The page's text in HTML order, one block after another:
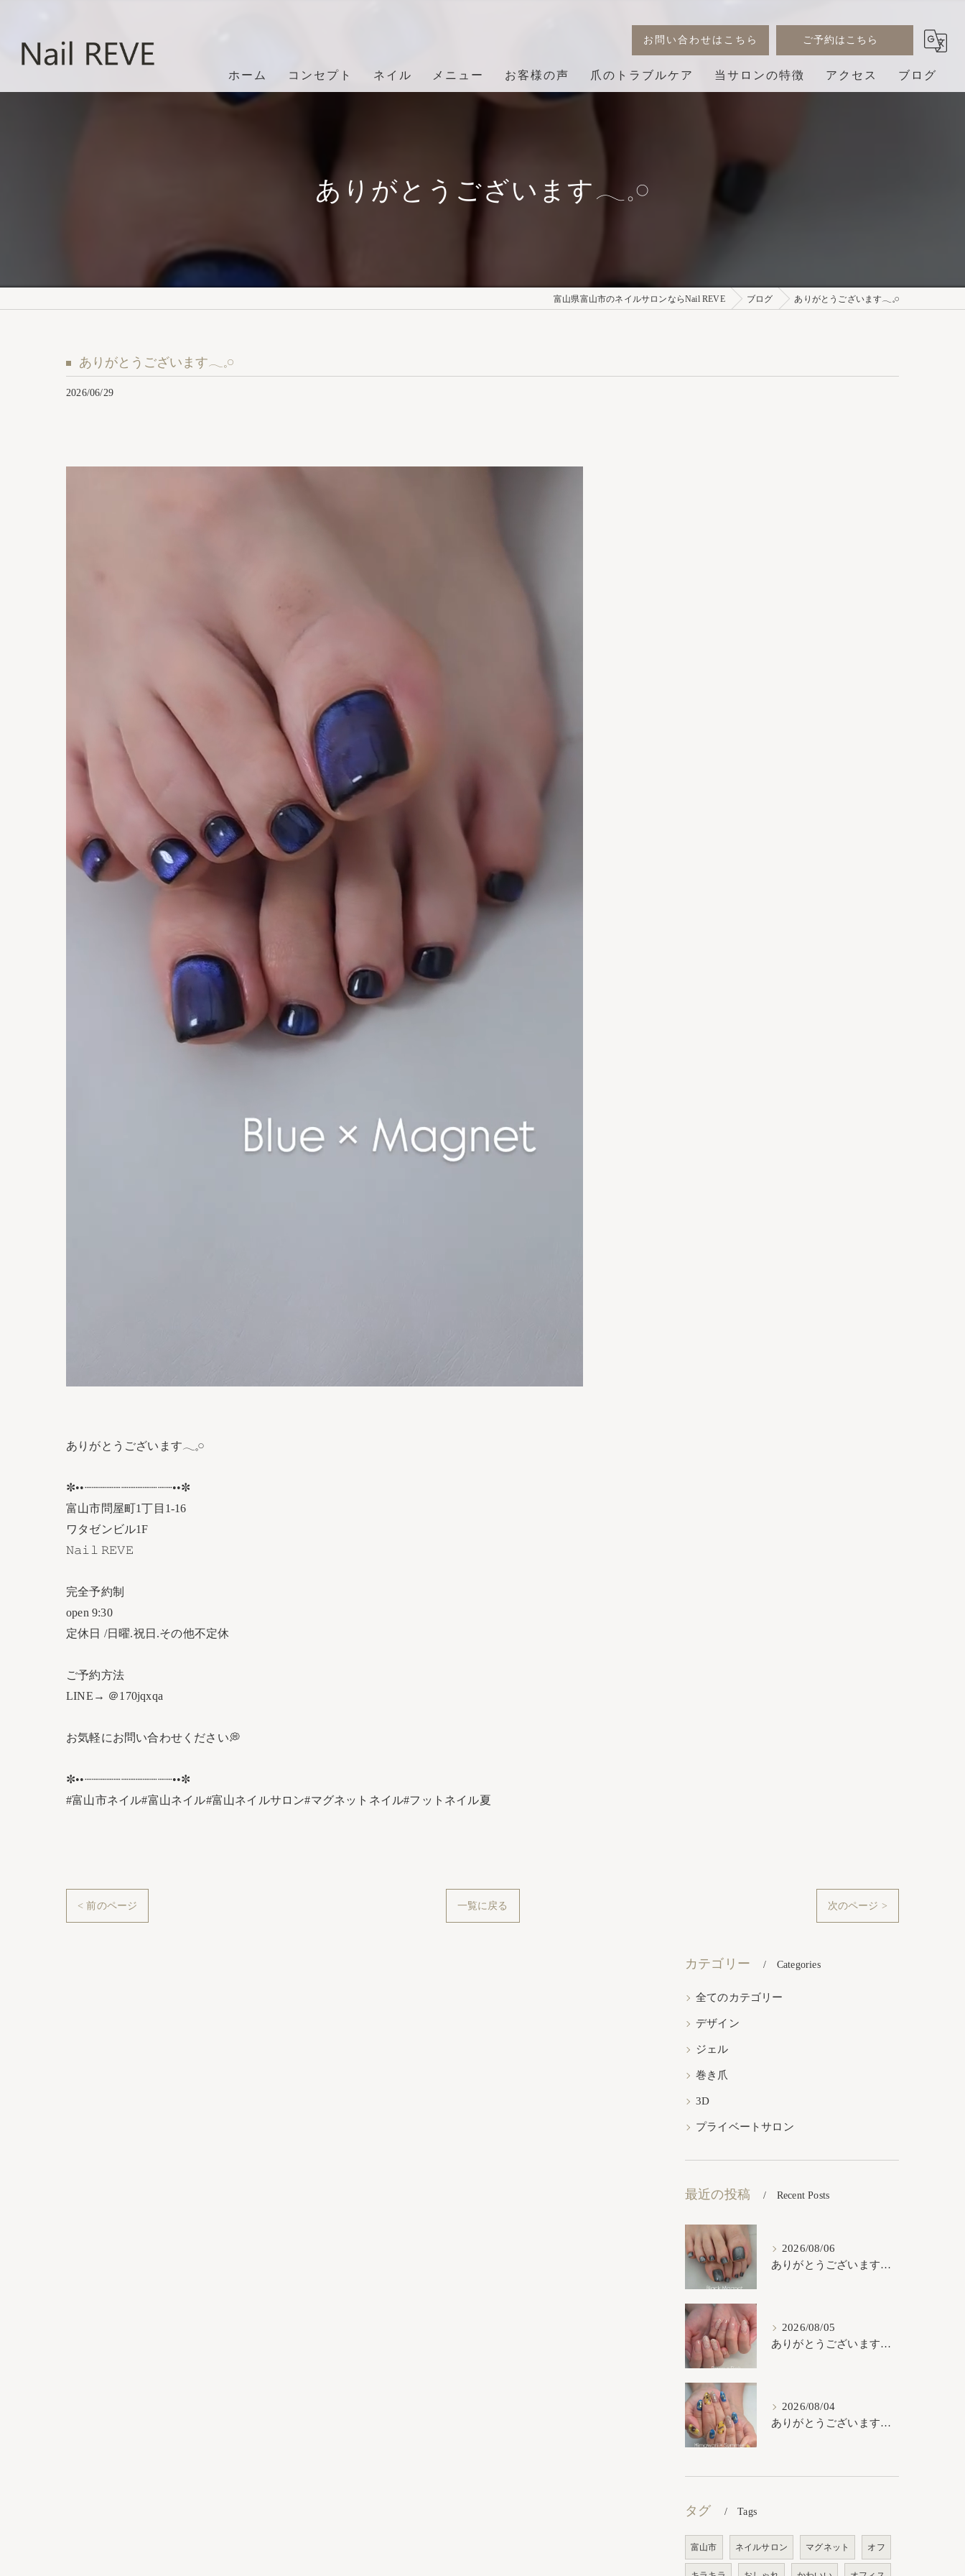
お問い合わせはこちら ご予約はこちら
ホーム コンセプト ネイル メニュー お客様の声 爪のトラブルケア 当サロンの特徴 アクセス ブログ
ありがとうございます𓂃𓈒𓏸︎︎︎︎
富山県富山市のネイルサロンならNail REVE ブログ ありがとうございます𓂃𓈒𓏸︎︎︎︎
ありがとうございます𓂃𓈒𓏸︎︎︎︎
2026/06/29
ありがとうございます𓂃𓈒𓏸︎︎︎︎
✼••┈┈┈┈┈┈┈┈┈┈┈┈••✼
富山市問屋町1丁目1-16
ワタゼンビル1F
𝙽𝚊𝚒𝚕 𝚁𝙴𝚅𝙴
完全予約制
open 9:30
定休日 /日曜.祝日.その他不定休
ご予約方法
LINE→ ＠170jqxqa
お気軽にお問い合わせください💭
✼••┈┈┈┈┈┈┈┈┈┈┈┈••✼
#富山市ネイル#富山ネイル#富山ネイルサロン#マグネットネイル#フットネイル夏
< 前のページ 一覧に戻る 次のページ >
カテゴリー Categories
全てのカテゴリー
デザイン
ジェル
巻き爪
3D
プライベートサロン
最近の投稿 Recent Posts
2026/08/06
ありがとうございます𓂃𓈒𓏸︎︎︎︎
2026/08/05
ありがとうございます𓂃𓈒𓏸︎︎︎︎
2026/08/04
ありがとうございます𓂃𓈒𓏸︎︎︎︎
タグ Tags
富山市 ネイルサロン マグネット オフ